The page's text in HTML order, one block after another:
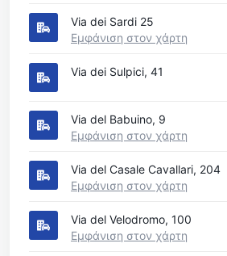
Via dei Sardi 25
Εμφάνιση στον χάρτη
Via dei Sulpici, 41
Via del Babuino, 9
Εμφάνιση στον χάρτη
Via del Casale Cavallari, 204
Εμφάνιση στον χάρτη
Via del Velodromo, 100
Εμφάνιση στον χάρτη